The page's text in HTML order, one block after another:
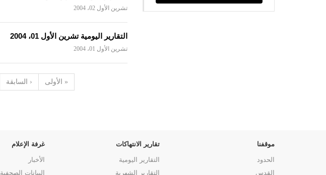
تشرين الأول 02، 2004
التقارير اليومية تشرين الأول 01، 2004
تشرين الأول 01، 2004
« الأولى ‹ السابقة
موقفنا
الحدود
القدس
تقارير الانتهاكات
التقارير اليومية
التقارير الشهرية
غرفة الإعلام
الأخبار
البيانات الصحفية